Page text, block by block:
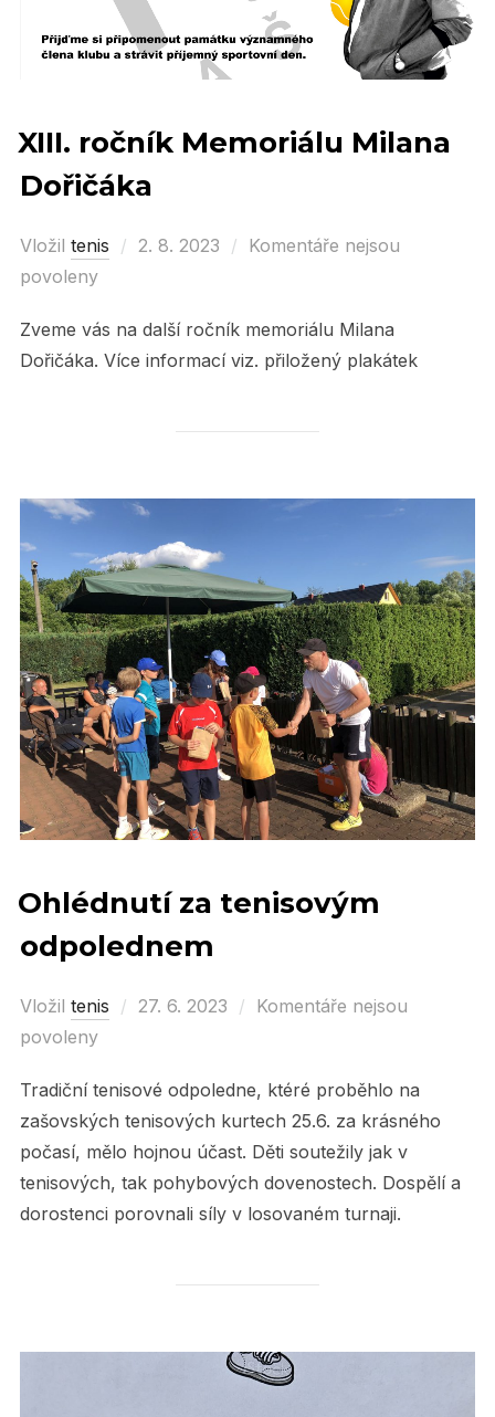
XIII. ročník Memoriálu Milana
Dořičáka
Vložil tenis
Posted
2. 8. 2023
Komentáře nejsou
povoleny
Zveme vás na další ročník memoriálu Milana
Dořičáka. Více informací viz. přiložený plakátek
Ohlédnutí za tenisovým
odpolednem
Vložil tenis
Posted
27. 6. 2023
Komentáře nejsou
povoleny
Tradiční tenisové odpoledne, ktéré proběhlo na
zašovských tenisových kurtech 25.6. za krásného
počasí, mělo hojnou účast. Děti soutežily jak v
tenisových, tak pohybových dovenostech. Dospělí a
dorostenci porovnali síly v losovaném turnaji.